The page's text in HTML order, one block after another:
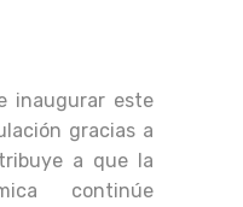
inaugurar este
gracias a
a que la
continúe